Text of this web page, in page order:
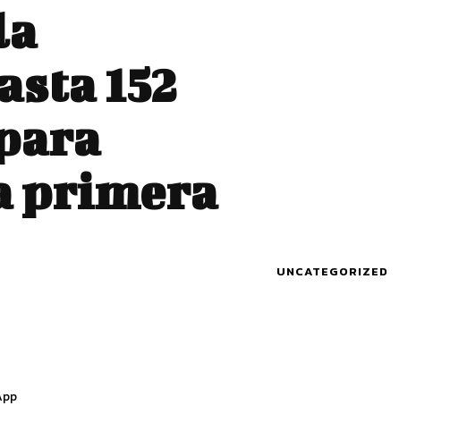
152
primera
UNCATEGORIZED